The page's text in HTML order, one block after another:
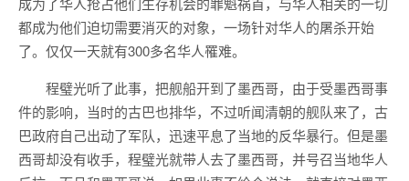
都成为他们迫切需要消灭的对象，一场针对华人的屠杀开始
了。仅仅一天就有300多名华人罹难。
程璧光听了此事，把舰船开到了墨西哥，由于受墨西哥事
件的影响，当时的古巴也排华，不过听闻清朝的舰队来了，古
巴政府自己出动了军队，迅速平息了当地的反华暴行。但是墨
西哥却没有收手，程璧光就带人去了墨西哥，并号召当地华人